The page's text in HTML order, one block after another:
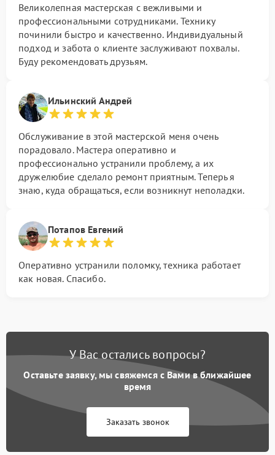
Великолепная мастерская с вежливыми и
профессиональными сотрудниками. Технику
починили быстро и качественно. Индивидуальный
подход и забота о клиенте заслуживают похвалы.
Буду рекомендовать друзьям.
Ильинский Андрей
Обслуживание в этой мастерской меня очень
порадовало. Мастера оперативно и
профессионально устранили проблему, а их
дружелюбие сделало ремонт приятным. Теперь я
знаю, куда обращаться, если возникнут неполадки.
Потапов Евгений
Оперативно устранили поломку, техника работает
как новая. Спасибо.
У Вас остались вопросы?
Оставьте заявку, мы свяжемся с Вами в ближайшее
время
Заказать звонок